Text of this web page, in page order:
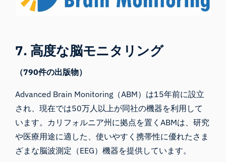
7. 高度な脳モニタリング
（790件の出版物）
Advanced Brain Monitoring（ABM） は15年前に設立
され、現在では50万人以上が同社の機器を利用して
います。カリフォルニア州に拠点を置くABMは、研究
や医療用途に適した、使いやすく携帯性に優れたさま
ざまな脳波測定（EEG）機器を提供しています。